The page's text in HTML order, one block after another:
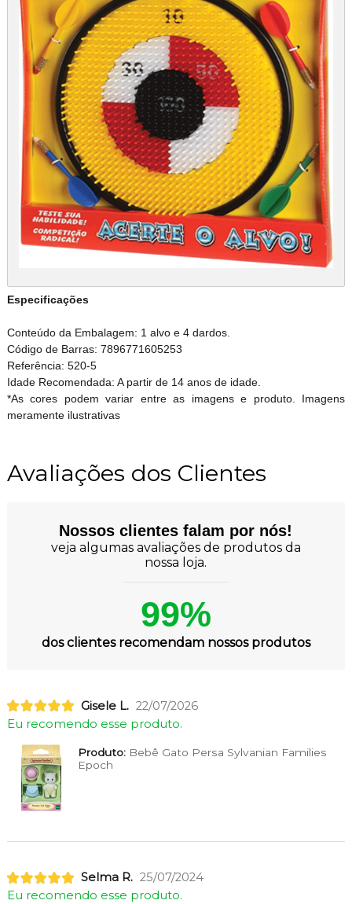
Especificações
Conteúdo da Embalagem: 1 alvo e 4 dardos.
Código de Barras: 7896771605253
Referência: 520-5
Idade Recomendada: A partir de 14 anos de idade.
*As cores podem variar entre as imagens e produto. Imagens
meramente ilustrativas
Avaliações dos Clientes
Nossos clientes falam por nós!
veja algumas avaliações de produtos da
nossa loja.
99%
dos clientes recomendam nossos produtos
Gisele L. 22/07/2026
Eu recomendo esse produto.
Produto:Bebê Gato Persa Sylvanian Families
Epoch
Selma R. 25/07/2024
Eu recomendo esse produto.